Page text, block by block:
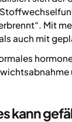
Mit
auch mit
kann